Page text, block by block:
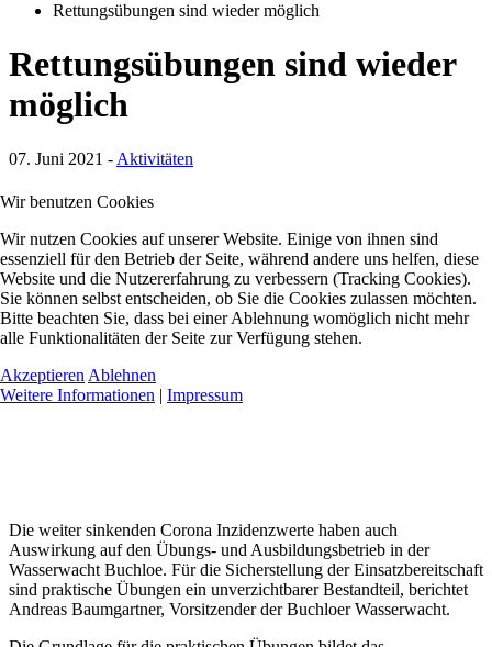
Rettungsübungen sind wieder möglich
Rettungsübungen sind wieder
möglich
07. Juni 2021 - Aktivitäten
Die weiter sinkenden Corona Inzidenzwerte haben auch
Auswirkung auf den Übungs- und Ausbildungsbetrieb in der
Wasserwacht Buchloe. Für die Sicherstellung der Einsatzbereitschaft
sind praktische Übungen ein unverzichtbarer Bestandteil, berichtet
Andreas Baumgartner, Vorsitzender der Buchloer Wasserwacht.
Wir benutzen Cookies
Wir nutzen Cookies auf unserer Website. Einige von ihnen sind
essenziell für den Betrieb der Seite, während andere uns helfen, diese
Website und die Nutzererfahrung zu verbessern (Tracking Cookies).
Sie können selbst entscheiden, ob Sie die Cookies zulassen möchten.
Bitte beachten Sie, dass bei einer Ablehnung womöglich nicht mehr
alle Funktionalitäten der Seite zur Verfügung stehen.
Akzeptieren Ablehnen
Weitere Informationen | Impressum